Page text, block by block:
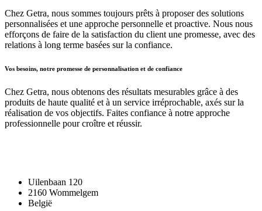
Chez Getra, nous sommes toujours prêts à proposer des solutions
personnalisées et une approche personnelle et proactive. Nous nous
efforçons de faire de la satisfaction du client une promesse, avec des
relations à long terme basées sur la confiance.
Vos besoins, notre promesse de personnalisation et de confiance
Chez Getra, nous obtenons des résultats mesurables grâce à des
produits de haute qualité et à un service irréprochable, axés sur la
réalisation de vos objectifs. Faites confiance à notre approche
professionnelle pour croître et réussir.
Uilenbaan 120
2160 Wommelgem
België